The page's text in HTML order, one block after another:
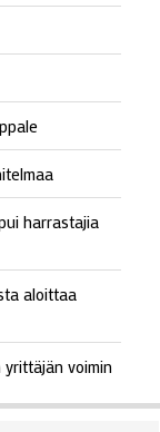
harrastajia
aloittaa
yrittäjän voimin